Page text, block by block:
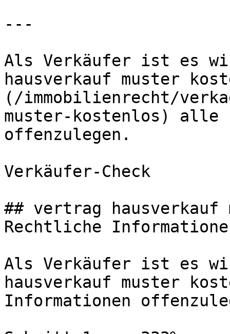
---
Als Verkäufer ist es
hausverkauf muster
(/immobilienrecht/
muster-kostenlos) alle
offenzulegen.
Verkäufer-Check
## vertrag
Rechtliche
Als Verkäufer ist es
hausverkauf muster
Informationen